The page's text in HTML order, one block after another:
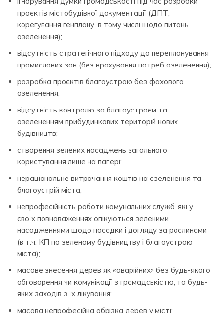
проєктів містобудівної документації (ДПТ,
корегування генплану, в тому числі щодо питань
озеленення);
відсутність стратегічного підходу до перепланування
промислових зон (без врахування потреб озеленення);
розробка проєктів благоустрою без фахового
озеленення;
відсутність контролю за благоустроєм та
озелененням прибудинкових територій нових
будівництв;
створення зелених насаджень загального
користування лише на папері;
нераціональне витрачання коштів на озеленення та
благоустрій міста;
непрофесійність роботи комунальних служб, які у
своїх повноваженнях опікуються зеленими
насадженнями щодо посадки і догляду за рослинами
(в т.ч. КП по зеленому будівництву і благоустрою
міста);
масове знесення дерев як «аварійних» без будь-якого
обговорення чи комунікації з громадськістю, та будь-
яких заходів з їх лікування;
масова непрофесійна обрізка дерев у місті;